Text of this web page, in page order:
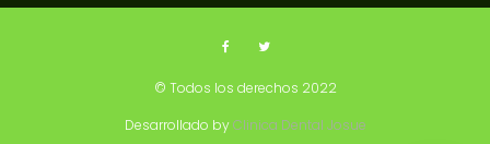
© Todos los derechos 2022
Desarrollado byClinica Dental Josue